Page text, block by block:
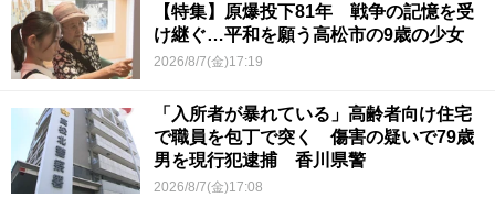
【特集】原爆投下81年 戦争の記憶を受
け継ぐ…平和を願う高松市の9歳の少女
2026/8/7(金)17:19
「入所者が暴れている」高齢者向け住宅
で職員を包丁で突く 傷害の疑いで79歳
男を現行犯逮捕 香川県警
2026/8/7(金)17:08